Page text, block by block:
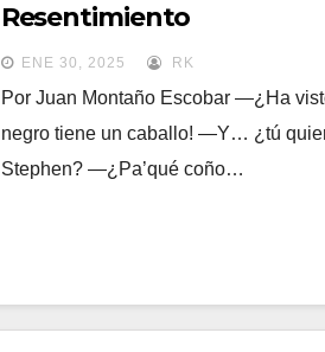
Resentimiento
ENE 30, 2025 RK
Por Juan Montaño Escobar —¿Ha
negro tiene un caballo! —Y… ¿tú
Stephen? —¿Pa’qué coño…